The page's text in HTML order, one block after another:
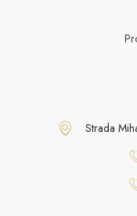
Strada